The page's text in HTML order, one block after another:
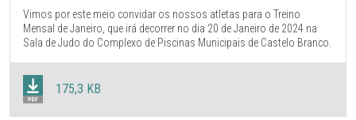
Vimos por este meio convidar os nossos atletas para o Treino
Mensal de Janeiro, que irá decorrer no dia 20 de Janeiro de 2024 na
Sala de Judo do Complexo de Piscinas Municipais de Castelo Branco.
175,3 KB